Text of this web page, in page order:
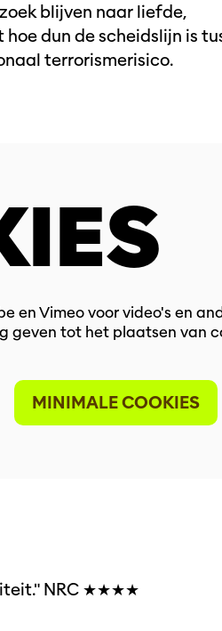
blijven naar liefde,
hoe dun de scheidslijn is
terrorismerisico.
en Vimeo voor video's en
geven tot het plaatsen van
MINIMALE COOKIES
NRC ★★★★